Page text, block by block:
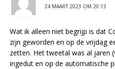
24 MAART 2023 OM 20:13
Wat ik alleen niet begrijp is dat
zijn geworden en op de vrijdag
zetten. Het tweetal was al jaren
ingedut en op de automatische